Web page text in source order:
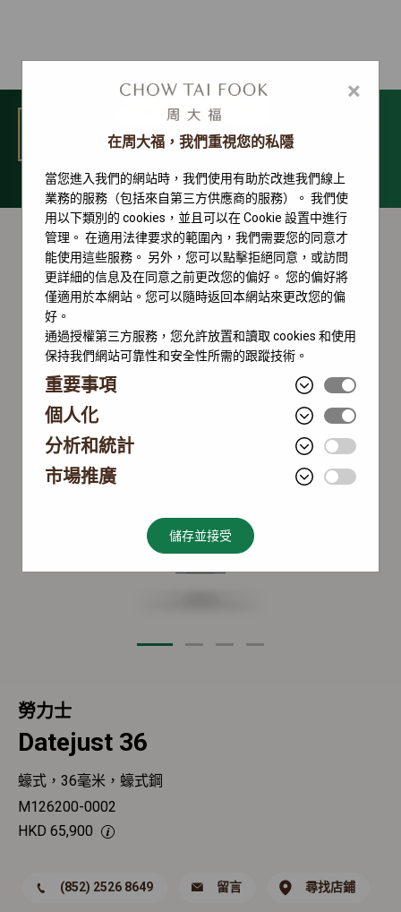
選單
Datejust 系列
勞力士
Datejust 36
蠔式，36毫米，蠔式鋼
M126200-0002
HKD 65,900
(852) 2526 8649 留言 尋找店鋪
×
在周大福，我們重視您的私隱
當您進入我們的網站時，我們使用有助於改進我們線上
業務的服務（包括來自第三方供應商的服務）。 我們使
用以下類別的 cookies，並且可以在 Cookie 設置中進行
管理。 在適用法律要求的範圍內，我們需要您的同意才
能使用這些服務。 另外，您可以點擊拒絕同意，或訪問
更詳細的信息及在同意之前更改您的偏好。 您的偏好將
僅適用於本網站。您可以隨時返回本網站來更改您的偏
好。
通過授權第三方服務，您允許放置和讀取 cookies 和使用
保持我們網站可靠性和安全性所需的跟蹤技術。
重要事項
個人化
分析和統計
市場推廣
儲存並接受